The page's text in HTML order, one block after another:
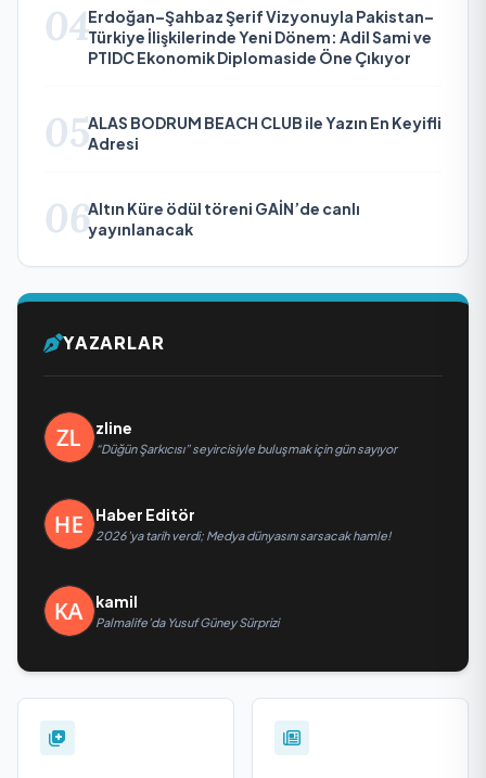
04Erdoğan–Şahbaz Şerif Vizyonuyla Pakistan–
Türkiye İlişkilerinde Yeni Dönem: Adil Sami ve
PTIDC Ekonomik Diplomaside Öne Çıkıyor
05ALAS BODRUM BEACH CLUB ile Yazın En Keyifli
Adresi
06Altın Küre ödül töreni GAİN’de canlı
yayınlanacak
YAZARLAR
zline
“Düğün Şarkıcısı” seyircisiyle buluşmak için gün sayıyor
Haber Editör
2026’ya tarih verdi; Medya dünyasını sarsacak hamle!
kamil
Palmalife’da Yusuf Güney Sürprizi